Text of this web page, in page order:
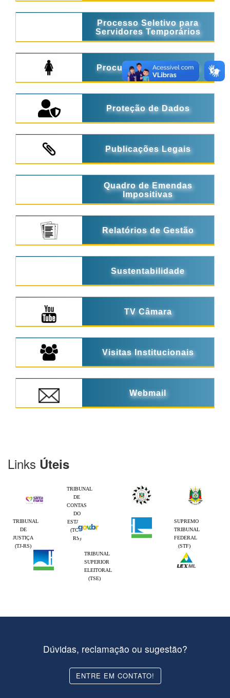
Processo Seletivo para
Servidores Temporários
Procuradoria da Mulher
Proteção de Dados
Publicações Legais
Quadro de Emendas
Impositivas
Relatórios de Gestão
Sustentabilidade
TV Câmara
Visitas Institucionais
Webmail
Links Úteis
TRIBUNAL
DE
CONTAS
DO
ESTADO
(TCE-
RS)
TRIBUNAL
DE
JUSTIÇA
(TJ-RS)
SUPREMO
TRIBUNAL
FEDERAL
(STF)
TRIBUNAL
SUPERIOR
ELEITORAL
(TSE)
Dúvidas, reclamação ou sugestão?
ENTRE EM CONTATO!